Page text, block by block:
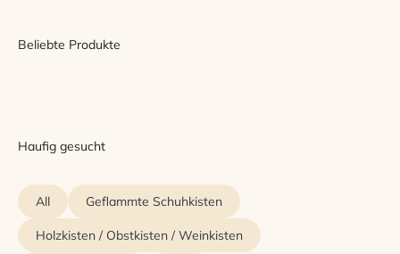
Beliebte Produkte
Haufig gesucht
All Geflammte Schuhkisten
Holzkisten / Obstkisten / Weinkisten